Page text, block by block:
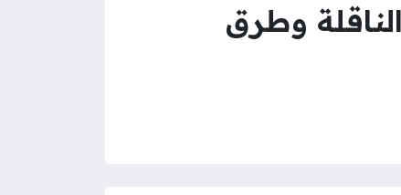
وطرق